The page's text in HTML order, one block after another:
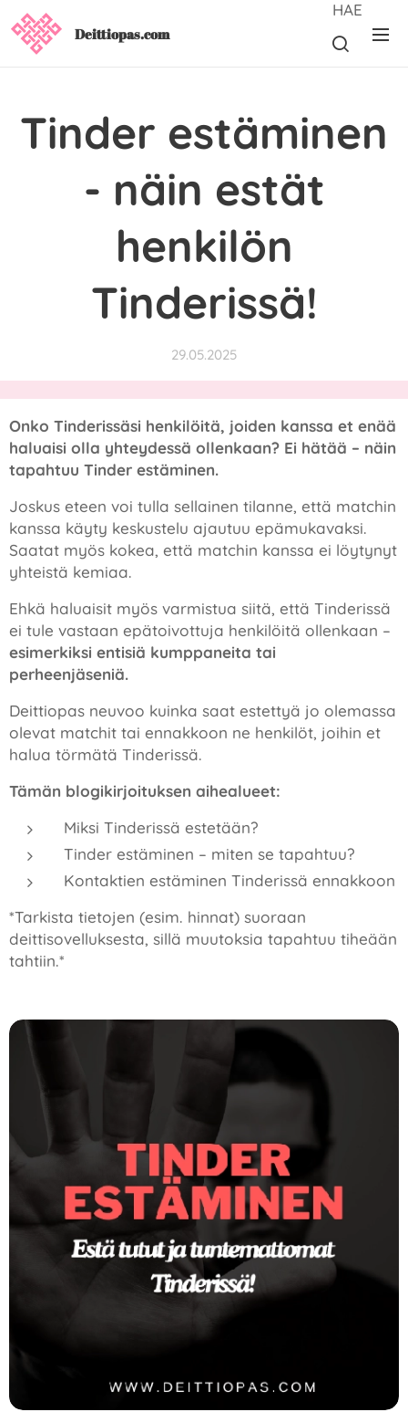
Deittiopas.com
HAE
Tinder estäminen
- näin estät
henkilön
Tinderissä!
29.05.2025
Onko Tinderissäsi henkilöitä, joiden kanssa et enää
haluaisi olla yhteydessä ollenkaan? Ei hätää – näin
tapahtuu Tinder estäminen.
Joskus eteen voi tulla sellainen tilanne, että matchin
kanssa käyty keskustelu ajautuu epämukavaksi.
Saatat myös kokea, että matchin kanssa ei löytynyt
yhteistä kemiaa.
Ehkä haluaisit myös varmistua siitä, että Tinderissä
ei tule vastaan epätoivottuja henkilöitä ollenkaan –
esimerkiksi entisiä kumppaneita tai
perheenjäseniä.
Deittiopas neuvoo kuinka saat estettyä jo olemassa
olevat matchit tai ennakkoon ne henkilöt, joihin et
halua törmätä Tinderissä.
Tämän blogikirjoituksen aihealueet:
Miksi Tinderissä estetään?
Tinder estäminen – miten se tapahtuu?
Kontaktien estäminen Tinderissä ennakkoon
*Tarkista tietojen (esim. hinnat) suoraan
deittisovelluksesta, sillä muutoksia tapahtuu tiheään
tahtiin.*